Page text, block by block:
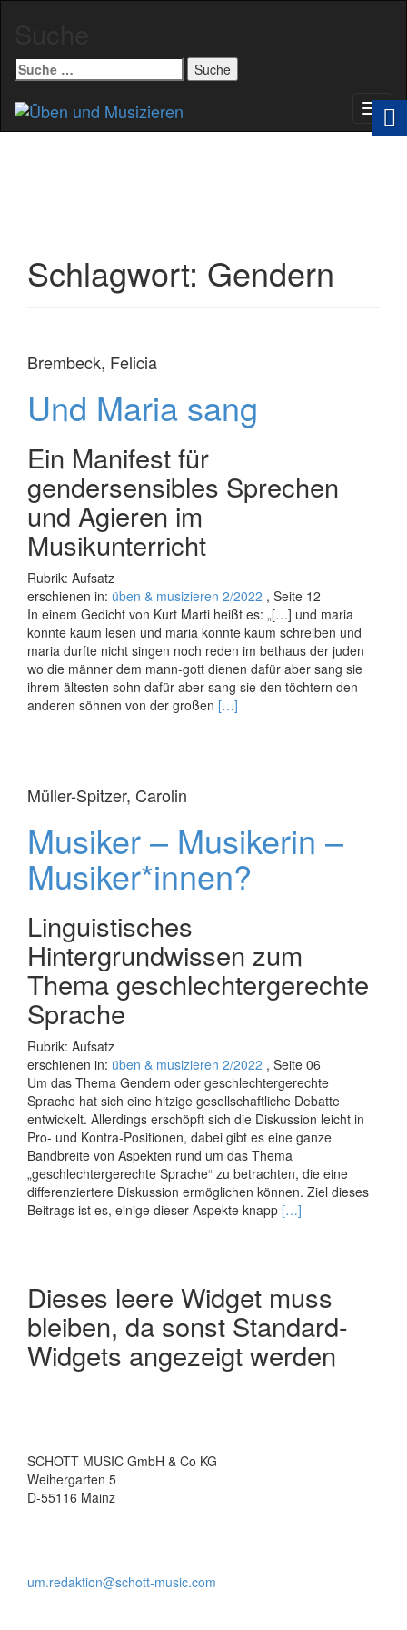
Suche
nach:
Schlagwort: Gendern
Brembeck, Felicia
Und Maria sang
Ein Manifest für
gendersensibles Sprechen
und Agieren im
Musikunterricht
Rubrik: Aufsatz
erschienen in: üben & musizieren 2/2022 , Seite 12
In einem Gedicht von Kurt Marti heißt es: „[…] und maria
konnte kaum lesen und maria konnte kaum schreiben und
maria durfte nicht singen noch reden im bethaus der juden
wo die männer dem mann-gott dienen dafür aber sang sie
ihrem ältesten sohn dafür aber sang sie den töchtern den
anderen söhnen von der großen Read
[…]
Müller-Spitzer, Carolin
Musiker – Musikerin –
Musiker*innen?
Linguistisches
Hintergrundwissen zum
Thema geschlechtergerechte
Sprache
Rubrik: Aufsatz
erschienen in: üben & musizieren 2/2022 , Seite 06
Um das Thema Gendern oder geschlechtergerechte
Sprache hat sich eine hitzige gesellschaftliche Debatte
entwickelt. Allerdings erschöpft sich die Diskussion leicht in
Pro- und Kontra-Positionen, dabei gibt es eine ganze
Bandbreite von Aspekten rund um das Thema
„geschlechtergerechte Sprache“ zu betrachten, die eine
differenziertere Diskussion ermöglichen können. Ziel dieses
Beitrags ist es, einige dieser Aspekte knapp Read
Musikerin
Musiker*innen?
[…]
Dieses leere Widget muss
bleiben, da sonst Standard-
Widgets angezeigt werden
SCHOTT MUSIC GmbH & Co KG
Weihergarten 5
D-55116 Mainz
um.redaktion@schott-music.com